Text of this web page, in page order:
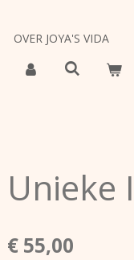
OVER JOYA'S VIDA
Unieke
€ 55,00